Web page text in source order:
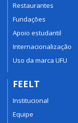
Restaurantes
Fundações
Apoio estudantil
Internacionalização
Uso da marca UFU
FEELT
Institucional
Equipe